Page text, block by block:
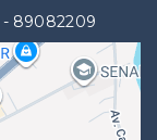
- 89082209